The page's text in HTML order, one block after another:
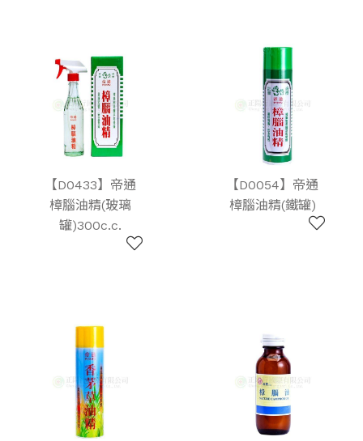
【D0433】帝通
樟腦油精(玻璃
罐)300c.c.
【D0054】帝通
樟腦油精(鐵罐)